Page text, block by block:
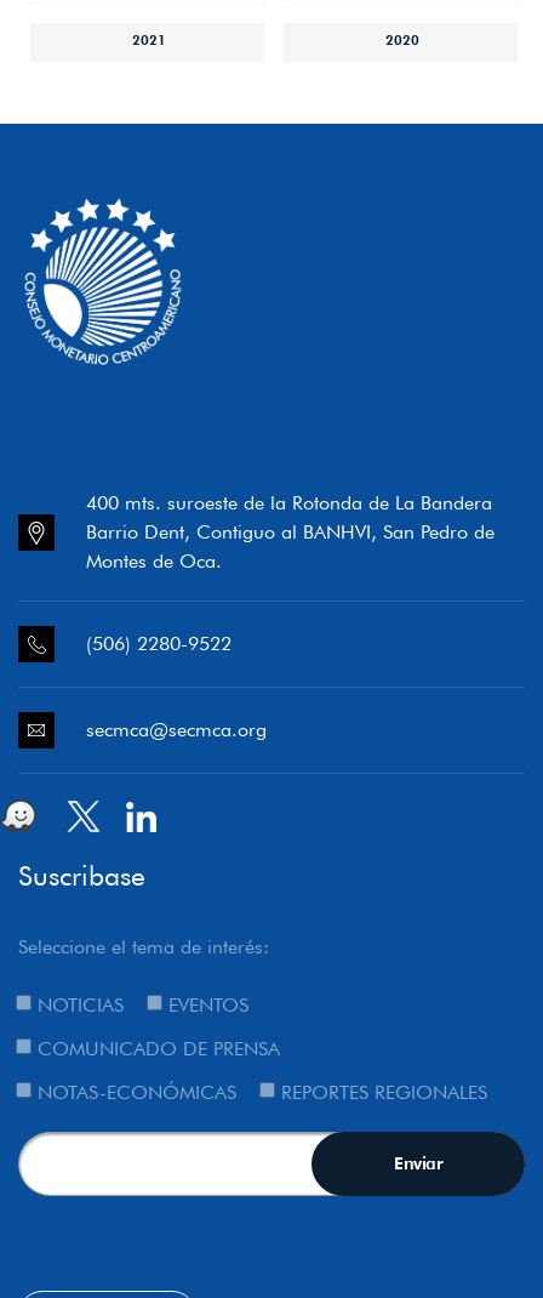
2021 2020
400 mts. suroeste de la Rotonda de La Bandera
Barrio Dent, Contiguo al BANHVI, San Pedro de
Montes de Oca.
(506) 2280-9522
secmca@secmca.org
Suscribase
Seleccione el tema de interés:
NOTICIAS
EVENTOS
COMUNICADO DE PRENSA
NOTAS-ECONÓMICAS
REPORTES REGIONALES